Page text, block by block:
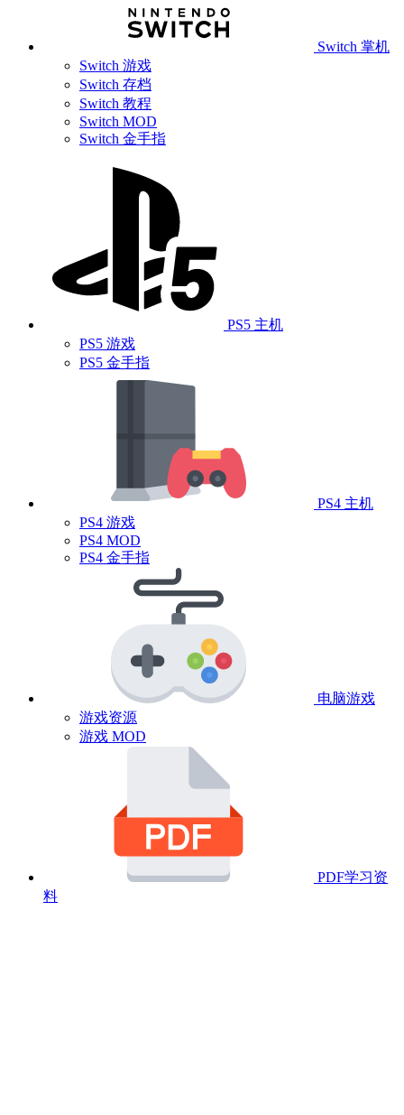
Switch 掌机
Switch 游戏
Switch 存档
Switch 教程
Switch MOD
Switch 金手指
PS5 主机
PS5 游戏
PS5 金手指
PS4 主机
PS4 游戏
PS4 MOD
PS4 金手指
电脑游戏
游戏资源
游戏 MOD
PDF学习资
料